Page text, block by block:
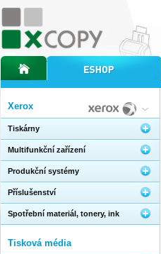
Xerox
Tiskárny
Multifunkční zařízení
Produkční systémy
Příslušenství
Spotřební materiál, tonery, ink
Tisková média
úvodní stránka xcopyinternetový obchod xcopy